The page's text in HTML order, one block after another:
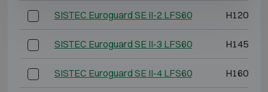
SISTEC Euroguard SE II-2 LFS60 H1200
SISTEC Euroguard SE II-3 LFS60 H1450
SISTEC Euroguard SE II-4 LFS60 H1600